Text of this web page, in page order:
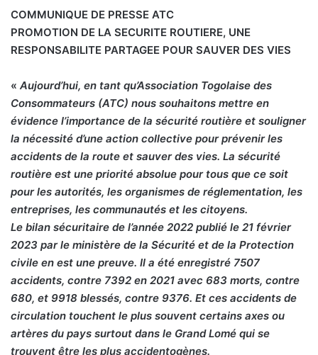
COMMUNIQUE DE PRESSE ATC
PROMOTION DE LA SECURITE ROUTIERE, UNE
RESPONSABILITE PARTAGEE POUR SAUVER DES VIES
« Aujourd’hui, en tant qu’Association Togolaise des
Consommateurs (ATC) nous souhaitons mettre en
évidence l’importance de la sécurité routière et souligner
la nécessité d’une action collective pour prévenir les
accidents de la route et sauver des vies. La sécurité
routière est une priorité absolue pour tous que ce soit
pour les autorités, les organismes de réglementation, les
entreprises, les communautés et les citoyens.
Le bilan sécuritaire de l’année 2022 publié le 21 février
2023 par le ministère de la Sécurité et de la Protection
civile en est une preuve. Il a été enregistré 7507
accidents, contre 7392 en 2021 avec 683 morts, contre
680, et 9918 blessés, contre 9376. Et ces accidents de
circulation touchent le plus souvent certains axes ou
artères du pays surtout dans le Grand Lomé qui se
trouvent être les plus accidentogènes.